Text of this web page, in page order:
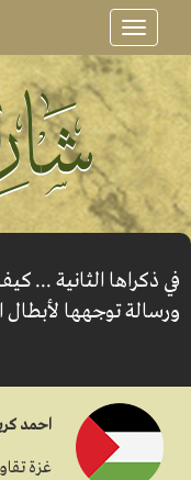
Toggle
navigation
في ذكراها الثانية ...
ورسالة توجهها لأبطال
احمد
غزة